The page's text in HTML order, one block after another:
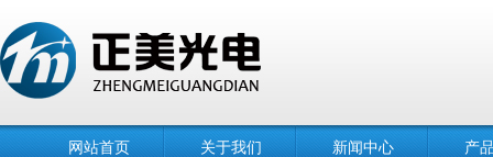
网站首页 关于我们 新闻中心 产